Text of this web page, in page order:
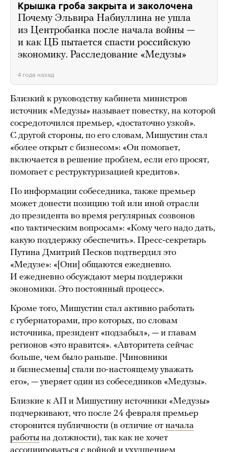
Крышка гроба закрыта и заколочена
Почему Эльвира Набиуллина не ушла
из Центробанка после начала войны —
и как ЦБ пытается спасти российскую
экономику. Расследование «Медузы»
4 года назад
Близкий к руководству кабинета министров
источник «Медузы» называет повестку, на которой
сосредоточился премьер, «достаточно узкой».
С другой стороны, по его словам, Мишустин стал
«более открыт с бизнесом»: «Он помогает,
включается в решение проблем, если его просят,
помогает с реструктуризацией кредитов».
По информации собеседника, также премьер
может донести позицию той или иной отрасли
до президента во время регулярных созвонов
«по тактическим вопросам»: «Кому чего надо дать,
какую поддержку обеспечить». Пресс-секретарь
Путина Дмитрий Песков подтвердил это
«Медузе»: «[Они] общаются ежедневно.
И ежедневно обсуждают меры поддержки
экономики. Это постоянный процесс».
Кроме того, Мишустин стал активно работать
с губернаторами, про которых, по словам
источника, президент «подзабыл», — и главам
регионов «это нравится». «Авторитета сейчас
больше, чем было раньше. [Чиновники
и бизнесмены] стали по-настоящему уважать
его», — уверяет один из собеседников «Медузы».
Близкие к АП и Мишустину источники «Медузы»
подчеркивают, что после 24 февраля премьер
сторонится публичности (в отличие от начала
работы на должности), так как не хочет